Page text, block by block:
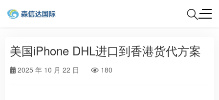
美国iPhone DHL进口到香港货代方案
2025 年 10 月 22 日 180